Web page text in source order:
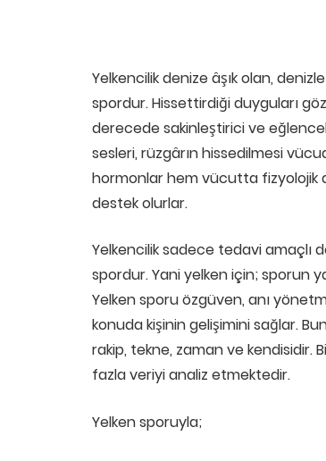
Yelkencilik denize âşık olan,
spordur. Hissettirdiği duyguları
derecede sakinleştirici ve
sesleri, rüzgârın hissedilmesi
hormonlar hem vücutta fizyolojik
destek olurlar.
Yelkencilik sadece tedavi amaçlı
spordur. Yani yelken için; sporun
Yelken sporu özgüven, anı
konuda kişinin gelişimini sağlar.
rakip, tekne, zaman ve kendisidir.
fazla veriyi analiz etmektedir.
Yelken sporuyla;